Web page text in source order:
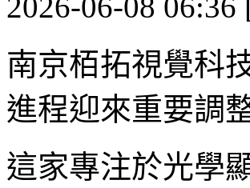
南京栢拓視覺科
進程迎來重要調
這家專注於光學